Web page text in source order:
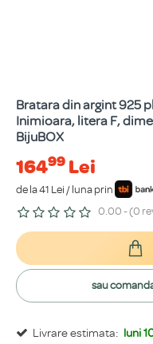
Bratara din argint 925
Inimioara, litera F,
BijuBOX
16499 Lei
de la 41 Lei / luna prin
0.00 - (0
Livrare estimata: luni
sau